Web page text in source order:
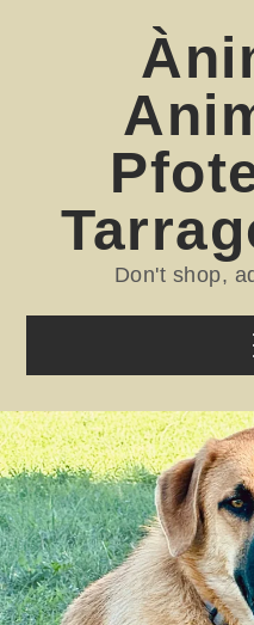
Don't shop,